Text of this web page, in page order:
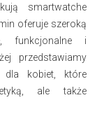
smartwatche
oferuje szeroką
funkcjonalne i
przedstawiamy
dla kobiet, które
ale także